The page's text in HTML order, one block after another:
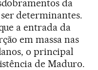
da
determinantes.
a entrada da
em massa nas
o principal
de Maduro.